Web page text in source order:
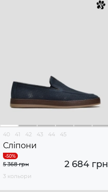
40 41 42 43 44 45
Сліпони
2 684 грн
5 368 грн
3 кольори